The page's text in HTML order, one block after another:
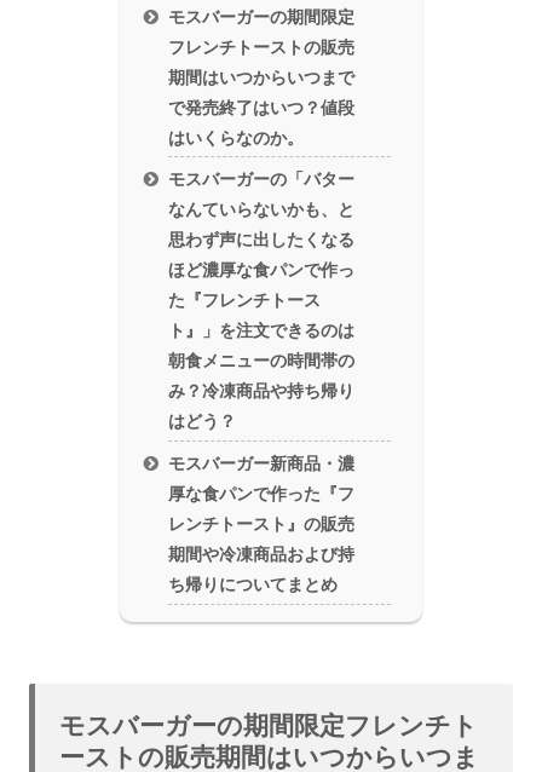
モスバーガーの期間限定
フレンチトーストの販売
期間はいつからいつまで
で発売終了はいつ？値段
はいくらなのか。
モスバーガーの「バター
なんていらないかも、と
思わず声に出したくなる
ほど濃厚な食パンで作っ
た『フレンチトース
ト』」を注文できるのは
朝食メニューの時間帯の
み？冷凍商品や持ち帰り
はどう？
モスバーガー新商品・濃
厚な食パンで作った『フ
レンチトースト』の販売
期間や冷凍商品および持
ち帰りについてまとめ
モスバーガーの期間限定フレンチト
ーストの販売期間はいつからいつま